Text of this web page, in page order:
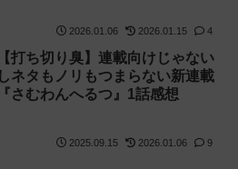
2026.01.06 2026.01.15 4
【打ち切り臭】連載向けじゃない
しネタもノリもつまらない新連載
『さむわんへるつ』1話感想
2025.09.15 2026.01.06 9